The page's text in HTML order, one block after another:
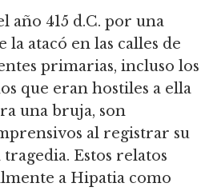
año 415 d.C. por una
atacó en las calles de
primarias, incluso los
que eran hostiles a ella
una bruja, son
al registrar su
Estos relatos
a Hipatia como